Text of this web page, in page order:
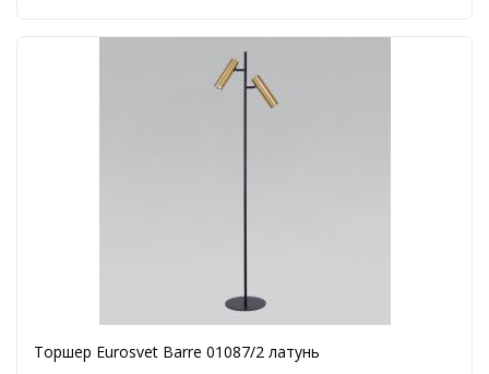
Торшер Eurosvet Barre 01087/2 латунь